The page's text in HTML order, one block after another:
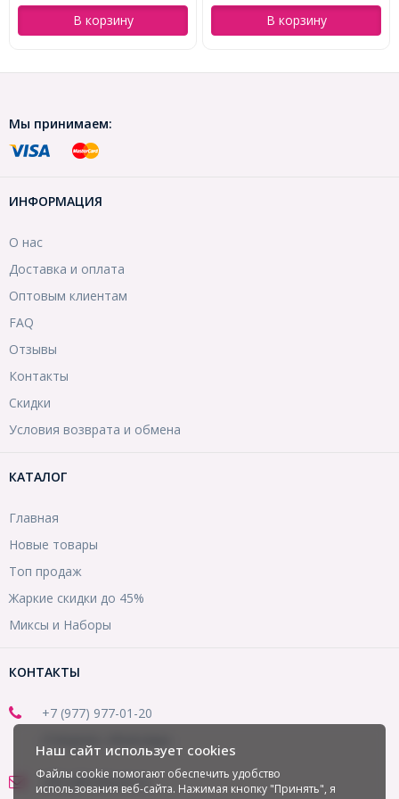
В корзину В корзину
Мы принимаем:
ИНФОРМАЦИЯ
О нас
Доставка и оплата
Оптовым клиентам
FAQ
Отзывы
Контакты
Скидки
Условия возврата и обмена
КАТАЛОГ
Главная
Новые товары
Топ продаж
Жаркие скидки до 45%
Миксы и Наборы
КОНТАКТЫ
+7 (977) 977-01-20
office@mirbusin.ru
Наш сайт использует cookies
Файлы cookie помогают обеспечить удобство
использования веб-сайта. Нажимая кнопку "Принять", я